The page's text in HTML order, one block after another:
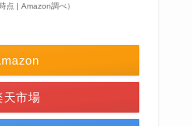
点 | Amazon調べ）
天市場